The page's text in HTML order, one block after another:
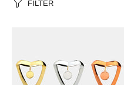
FILTER